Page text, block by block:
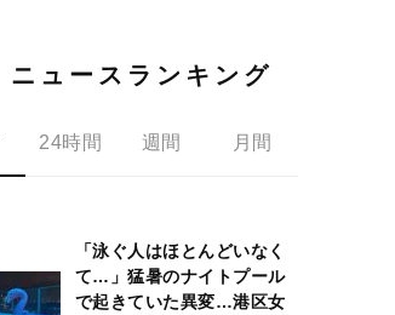
ニュースランキング
24時間 週間 月間
「泳ぐ人はほとんどいなく
て…」猛暑のナイトプール
で起きていた異変…港区女